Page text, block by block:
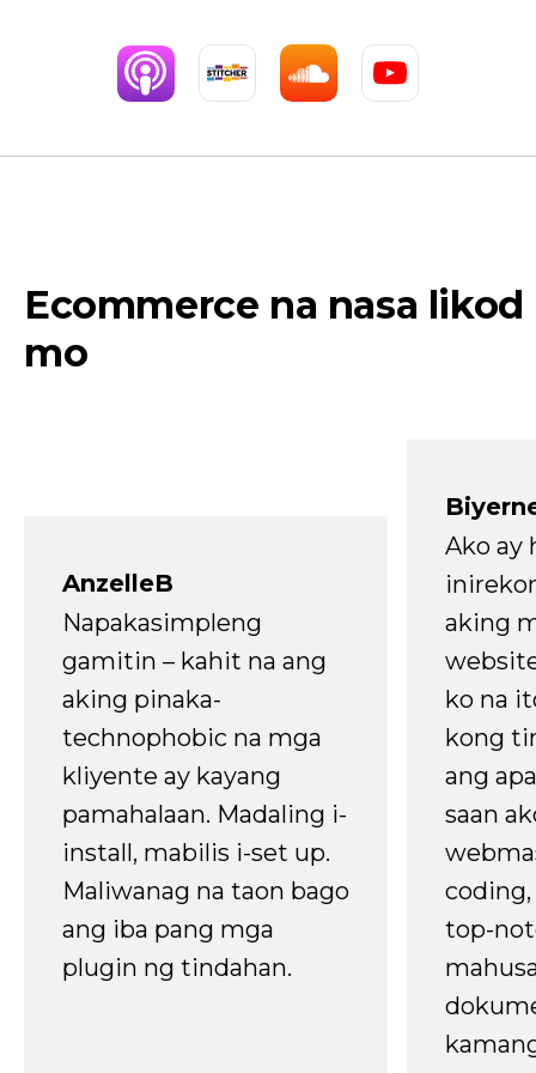
Ecommerce na nasa likod
mo
AnzelleB
Napakasimpleng
gamitin – kahit na ang
aking pinaka-
technophobic na mga
kliyente ay kayang
pamahalaan. Madaling i-
install, mabilis i-set up.
Maliwanag na taon bago
ang iba pang mga
plugin ng tindahan.
Ako ay
aking
ko na
kong
ang
saan
top-